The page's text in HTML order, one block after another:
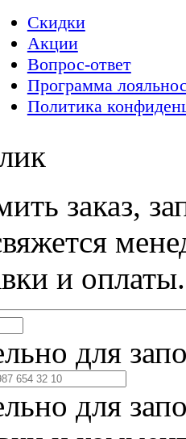
Скидки
Акции
Вопрос-ответ
Программа
Политика
заказ,
и оплаты.
для
для